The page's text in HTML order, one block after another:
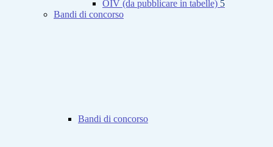
OIV (da pubblicare in tabelle) 5
Bandi di concorso
Bandi di concorso